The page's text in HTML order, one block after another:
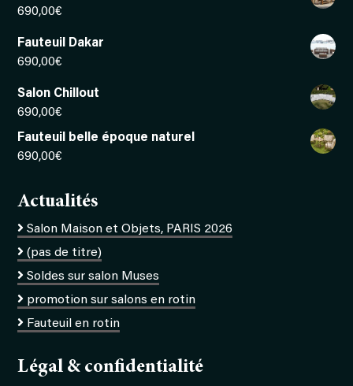
690,00€
Fauteuil Dakar
690,00€
Salon Chillout
690,00€
Fauteuil belle époque naturel
690,00€
Actualités
Salon Maison et Objets, PARIS 2026
(pas de titre)
Soldes sur salon Muses
promotion sur salons en rotin
Fauteuil en rotin
Légal & confidentialité